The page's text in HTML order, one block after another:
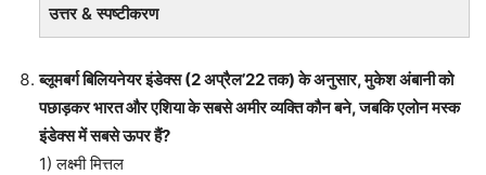
उत्तर & स्पष्टीकरण
ब्लूमबर्ग बिलियनेयर इंडेक्स (2 अप्रैल’22 तक) के अनुसार, मुकेश अंबानी को
पछाड़कर भारत और एशिया के सबसे अमीर व्यक्ति कौन बने, जबकि एलोन मस्क
इंडेक्स में सबसे ऊपर हैं?
1) लक्ष्मी मित्तल